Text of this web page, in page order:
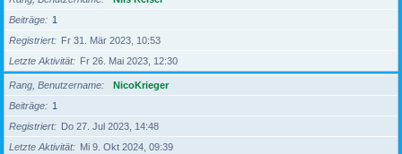
Beiträge
1
Registriert
Fr 31. Mär 2023, 10:53
Letzte Aktivität
Fr 26. Mai 2023, 12:30
Rang, Benutzername
NicoKrieger
Beiträge
1
Registriert
Do 27. Jul 2023, 14:48
Letzte Aktivität
Mi 9. Okt 2024, 09:39